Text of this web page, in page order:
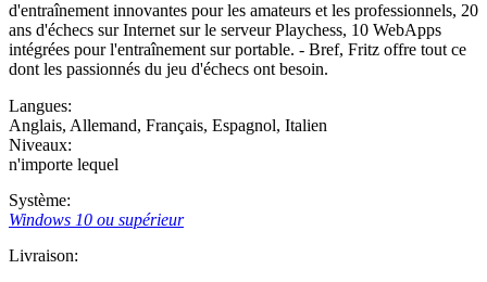
d'entraînement innovantes pour les amateurs et les professionnels, 20
ans d'échecs sur Internet sur le serveur Playchess, 10 WebApps
intégrées pour l'entraînement sur portable. - Bref, Fritz offre tout ce
dont les passionnés du jeu d'échecs ont besoin.
Langues:
Anglais, Allemand, Français, Espagnol, Italien
Niveaux:
n'importe lequel
Système:
Windows 10 ou supérieur
Livraison: